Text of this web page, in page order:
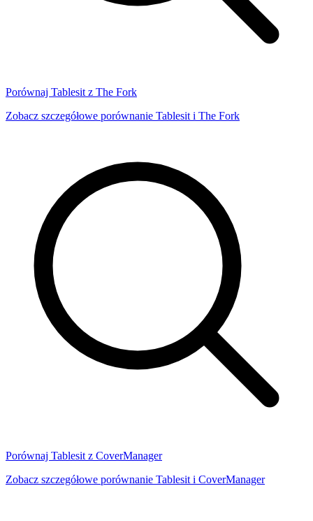
Porównaj Tablesit z The Fork
Zobacz szczegółowe porównanie Tablesit i The Fork
Porównaj Tablesit z CoverManager
Zobacz szczegółowe porównanie Tablesit i CoverManager